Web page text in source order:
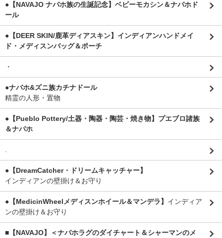
●【NAVAJO ナバホ族の生誕記念】ベビーモカシン＆ナバホド
ール
●【DEER SKIN/鹿革ディアスキン】インディアンハンドメイ
ド・メディスンバッグ＆ポーチ
・
●ナバホ&ズニ族カチナドール
精霊の人形・置物
●【Pueblo Pottery/土器・陶器・陶芸・焼き物】プエブロ諸族
＆ナバホ
●【DreamCatcher・ドリームキャッチャー】
インディアンの壁掛け＆お守り
●【MedicinWheelメディスンホイール＆マンデラ】 インディア
ンの壁掛け＆お守り
■【NAVAJO】＜ナバホラグのダイチャート＆シャーマンのメ